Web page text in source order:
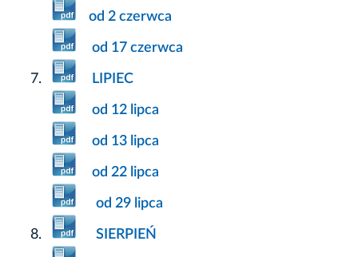
od 2 czerwca
od 17 czerwca
LIPIEC
od 12 lipca
od 13 lipca
od 22 lipca
od 29 lipca
SIERPIEŃ